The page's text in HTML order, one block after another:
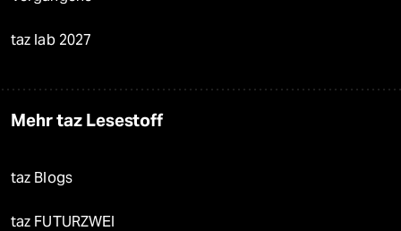
taz lab 2027
Mehr taz Lesestoff
taz Blogs
taz FUTURZWEI